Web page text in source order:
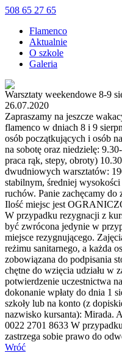
508 65 27 65
Flamenco
Aktualnie
O szkole
Galeria
Warsztaty weekendowe 8-9
26.07.2020
Zapraszamy na jeszcze
flamenco w dniach 8 i 9
osób początkujących i osób
na sobotę oraz niedzielę:
praca rąk, stepy, obroty)
dwudniowych warsztatów:
stabilnym, średniej
ruchów. Panie zachęcamy do
Ilość miejsc jest
W przypadku rezygnacji z
być zwrócona jedynie w
miejsce rezygnującego.
reżimu sanitarnego, a każda
zobowiązana do podpisania
chętne do wzięcia udziału w
potwierdzenie uczestnictwa
dokonanie wpłaty do dnia 1
szkoły lub na konto (z
nazwisko kursanta): Mirada.
0022 2701 8633 W
zastrzega sobie prawo do
Wróć